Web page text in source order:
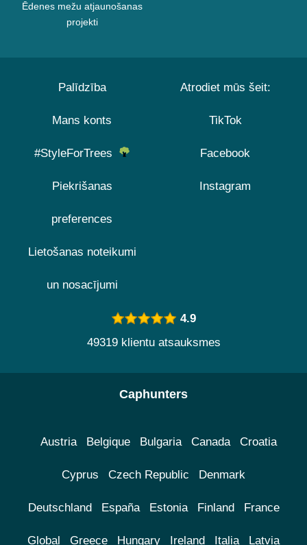
Ēdenes mežu atjaunošanas
projekti
Palīdzība
Mans konts
#StyleForTrees
Piekrišanas
preferences
Lietošanas noteikumi
un nosacījumi
Atrodiet mūs šeit:
TikTok
Facebook
Instagram
4.9
49319 klientu atsauksmes
Caphunters
Austria Belgique Bulgaria Canada Croatia
Cyprus Czech Republic Denmark
Deutschland España Estonia Finland France
Global Greece Hungary Ireland Italia Latvia